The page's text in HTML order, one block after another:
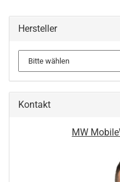
Hersteller
Kontakt
MW